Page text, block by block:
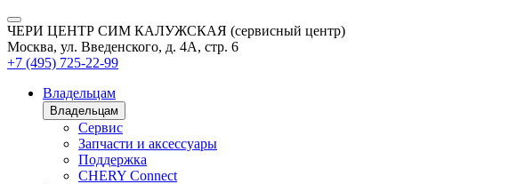
ЧЕРИ ЦЕНТР СИМ КАЛУЖСКАЯ (сервисный центр)
Москва, ул. Введенского, д. 4А, стр. 6
+7 (495) 725-22-99
Владельцам
Владельцам
Сервис
Запчасти и аксессуары
Поддержка
CHERY Connect